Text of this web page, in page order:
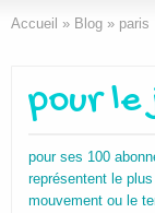
Accueil » Blog » paris
pour le
pour ses 100
représentent le
mouvement ou le